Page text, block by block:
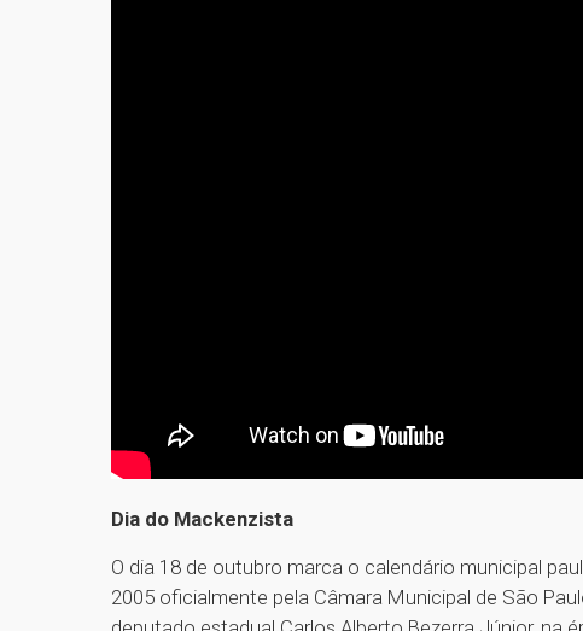
Dia do Mackenzista
O dia 18 de outubro marca o calendário municipal
2005 oficialmente pela Câmara Municipal de São